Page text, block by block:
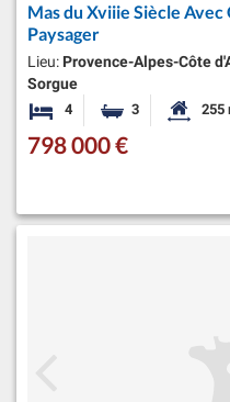
Mas du Xviiie Siècle
Paysager
Lieu: Provence-Alpes-Côte
Sorgue
4 Chambres
3 Salles de255
798 000 €